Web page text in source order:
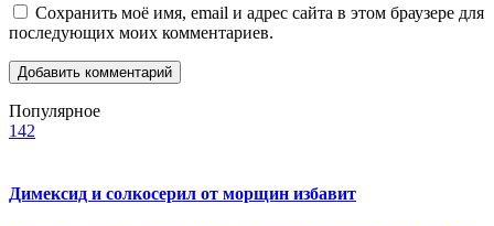
Сохранить моё имя, email и адрес сайта в этом браузере для
последующих моих комментариев.
Популярное
142
Димексид и солкосерил от морщин избавит